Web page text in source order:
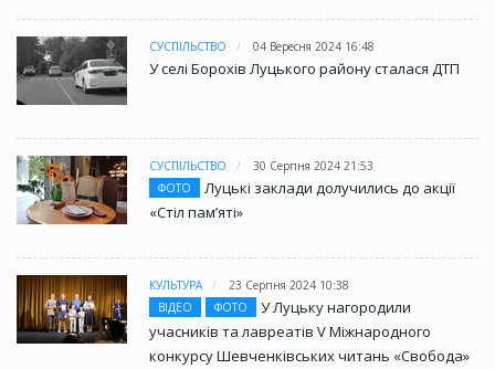
СУСПІЛЬСТВО 04 Вересня 2024 16:48
У селі Борохів Луцького району сталася ДТП
СУСПІЛЬСТВО
30 Серпня 2024 21:53
ФОТО
Луцькі заклади долучились до акції
«Стіл памʼяті»
КУЛЬТУРА
23 Серпня 2024 10:38
ВІДЕО
ФОТО
У Луцьку нагородили
учасників та лавреатів V Міжнародного
конкурсу Шевченківських читань «Свобода»